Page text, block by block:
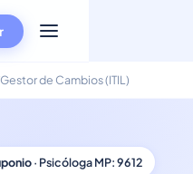
Gestor de Cambios (ITIL)
· Psicóloga MP: 9612